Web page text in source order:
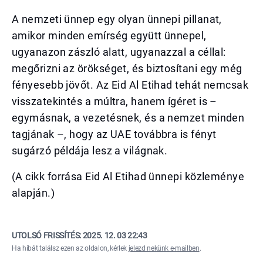
A nemzeti ünnep egy olyan ünnepi pillanat,
amikor minden emírség együtt ünnepel,
ugyanazon zászló alatt, ugyanazzal a céllal:
megőrizni az örökséget, és biztosítani egy még
fényesebb jövőt. Az Eid Al Etihad tehát nemcsak
visszatekintés a múltra, hanem ígéret is –
egymásnak, a vezetésnek, és a nemzet minden
tagjának –, hogy az UAE továbbra is fényt
sugárzó példája lesz a világnak.
(A cikk forrása Eid Al Etihad ünnepi közleménye
alapján.)
UTOLSÓ FRISSÍTÉS:2025. 12. 03 22:43
Ha hibát találsz ezen az oldalon, kérlek jelezd nekünk e-mailben.